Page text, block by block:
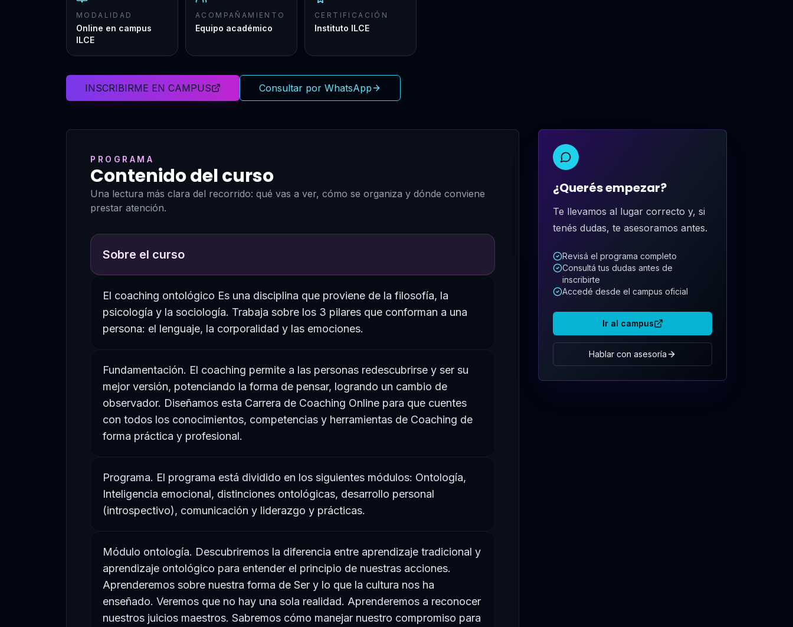
MODALIDAD
Online en campus
ILCE
ACOMPAÑAMIENTO
Equipo académico
CERTIFICACIÓN
Instituto ILCE
INSCRIBIRME EN CAMPUS Consultar por WhatsApp
PROGRAMA
Contenido del curso
Una lectura más clara del recorrido: qué vas a ver, cómo se organiza y dónde conviene
prestar atención.
Sobre el curso
El coaching ontológico Es una disciplina que proviene de la filosofía, la
psicología y la sociología. Trabaja sobre los 3 pilares que conforman a una
persona: el lenguaje, la corporalidad y las emociones.
Fundamentación. El coaching permite a las personas redescubrirse y ser su
mejor versión, potenciando la forma de pensar, logrando un cambio de
observador. Diseñamos esta Carrera de Coaching Online para que cuentes
con todos los conocimientos, competencias y herramientas de Coaching de
forma práctica y profesional.
Programa. El programa está dividido en los siguientes módulos: Ontología,
Inteligencia emocional, distinciones ontológicas, desarrollo personal
(introspectivo), comunicación y liderazgo y prácticas.
Módulo ontología. Descubriremos la diferencia entre aprendizaje tradicional y
aprendizaje ontológico para entender el principio de nuestras acciones.
Aprenderemos sobre nuestra forma de Ser y lo que la cultura nos ha
enseñado. Veremos que no hay una sola realidad. Aprenderemos a reconocer
nuestros juicios maestros. Sabremos cómo manejar nuestro compromiso para
¿Querés empezar?
Te llevamos al lugar correcto y, si
tenés dudas, te asesoramos antes.
Revisá el programa completo
Consultá tus dudas antes de
inscribirte
Accedé desde el campus oficial
Ir al campus
Hablar con asesoría